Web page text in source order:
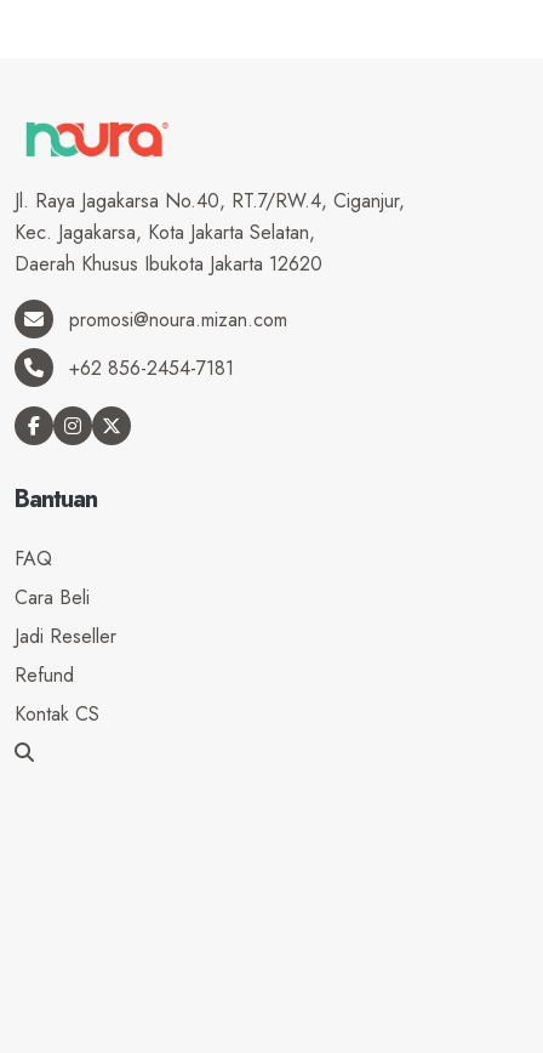
Jl. Raya Jagakarsa No.40, RT.7/RW.4, Ciganjur,
Kec. Jagakarsa, Kota Jakarta Selatan,
Daerah Khusus Ibukota Jakarta 12620
promosi@noura.mizan.com
+62 856-2454-7181
Bantuan
FAQ
Cara Beli
Jadi Reseller
Refund
Kontak CS